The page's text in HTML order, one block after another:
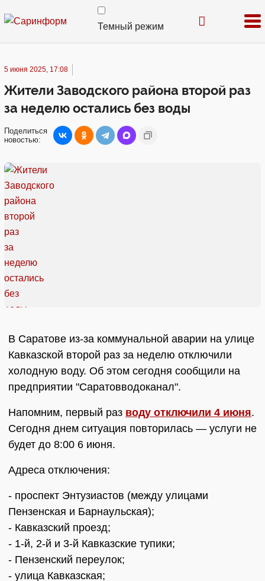
Темный режим
5 июня 2025, 17:08
Жители Заводского района второй раз
за неделю остались без воды
Поделиться
новостью:
В Саратове из-за коммунальной аварии на улице
Кавказской второй раз за неделю отключили
холодную воду. Об этом сегодня сообщили на
предприятии "Саратовводоканал".
Напомним, первый раз воду отключили 4 июня.
Сегодня днем ситуация повторилась — услуги не
будет до 8:00 6 июня.
Адреса отключения:
- проспект Энтузиастов (между улицами
Пензенская и Барнаульская);
- Кавказский проезд;
- 1-й, 2-й и 3-й Кавказские тупики;
- Пензенский переулок;
- улица Кавказская;